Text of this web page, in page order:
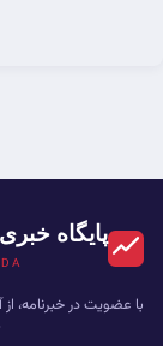
پایگاه
با عضویت در خبرنامه،